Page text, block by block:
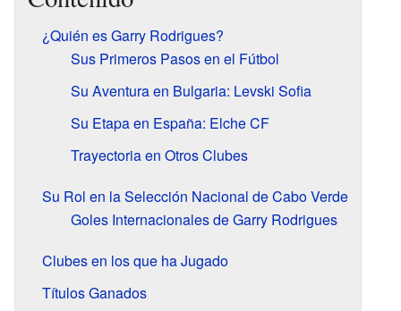
¿Quién es Garry Rodrigues?
Sus Primeros Pasos en el Fútbol
Su Aventura en Bulgaria: Levski Sofia
Su Etapa en España: Elche CF
Trayectoria en Otros Clubes
Su Rol en la Selección Nacional de Cabo Verde
Goles Internacionales de Garry Rodrigues
Clubes en los que ha Jugado
Títulos Ganados